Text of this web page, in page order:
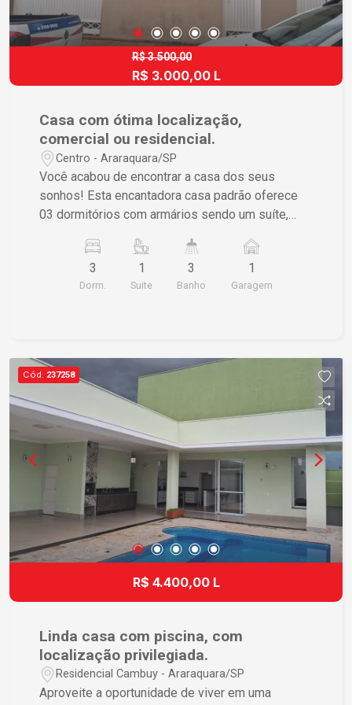
R$ 3.500,00
R$ 3.000,00 L
Casa com ótima localização,
comercial ou residencial.
Centro - Araraquara/SP
Você acabou de encontrar a casa dos seus
sonhos! Esta encantadora casa padrão oferece
03 dormitórios com armários sendo um suíte,
jantar, cozinha com armários, lavabo, lavanderia
com armários, banheiro social, banheiro de
empregada, dispensa, quarto de despejo,
escolas e serviços de saúde. Agende sua visita
e venha conhecer cada detalhe dessa linda casa.
3
Dorm.
1
Suite
3
Banho
1
Garagem
Cód. 237258
R$ 4.400,00 L
Linda casa com piscina, com
localização privilegiada.
Residencial Cambuy - Araraquara/SP
Aproveite a oportunidade de viver em uma